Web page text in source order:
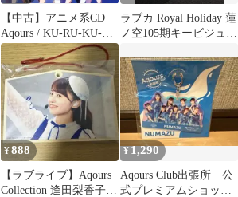
【中古】アニメ系CD
Aqours / KU-RU-KU-RU
Cruller![Blu-ray付]
ラブカ Royal Holiday 蓮
ノ空105期キービジュア
¥888
【ラブライブ】Aqours
Collection 逢田梨香子
¥1,290
Aqours Club出張所 公
式プレミアムショップ